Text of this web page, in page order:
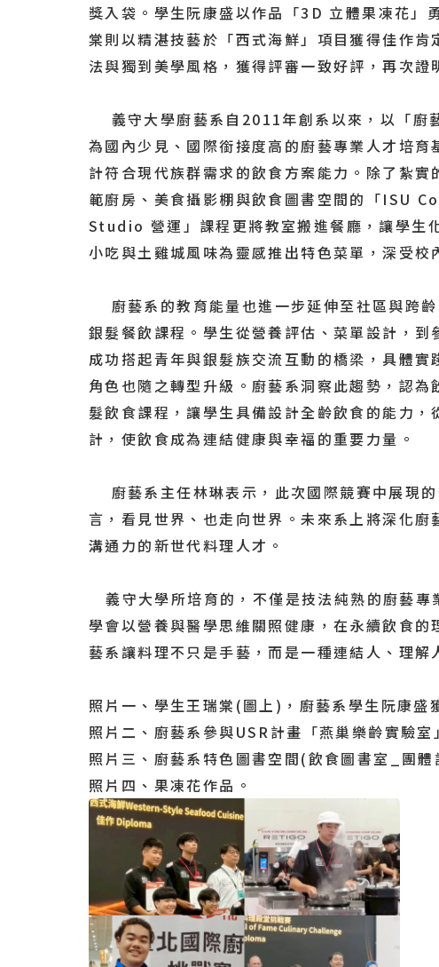
獎入袋。學生阮康盛以作品「3D 立體果凍花」
棠則以精湛技藝於「西式海鮮」項目獲得佳作
法與獨到美學風格，獲得評審一致好評，再次證
義守大學廚藝系自2011年創系以來，以「廚
為國內少見、國際銜接度高的廚藝專業人才培
計符合現代族群需求的飲食方案能力。除了紮
範廚房、美食攝影棚與飲食圖書空間的「ISU
Studio 營運」課程更將教室搬進餐廳，讓學生
小吃與土雞城風味為靈感推出特色菜單，深受
廚藝系的教育能量也進一步延伸至社區與跨
銀髮餐飲課程。學生從營養評估、菜單設計，
成功搭起青年與銀髮族交流互動的橋梁，具體
角色也隨之轉型升級。廚藝系洞察此趨勢，認
髮飲食課程，讓學生具備設計全齡飲食的能力
計，使飲食成為連結健康與幸福的重要力量。
廚藝系主任林琳表示，此次國際競賽中展現
言，看見世界、也走向世界。未來系上將深化
溝通力的新世代料理人才。
義守大學所培育的，不僅是技法純熟的廚藝專
學會以營養與醫學思維關照健康，在永續飲食
藝系讓料理不只是手藝，而是一種連結人、理
照片一、學生王瑞棠(圖上)，廚藝系學生阮康盛
照片二、廚藝系參與USR計畫「燕巢樂齡實驗
照片三、廚藝系特色圖書空間(飲食圖書室_團體
照片四、果凍花作品。